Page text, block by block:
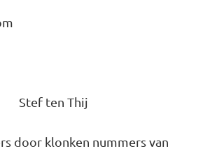
Stef ten Thij
door klonken nummers van